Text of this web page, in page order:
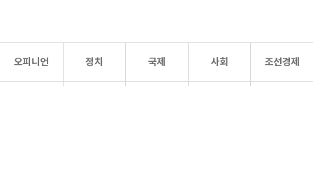
오피니언 정치 국제 사회 조선경제